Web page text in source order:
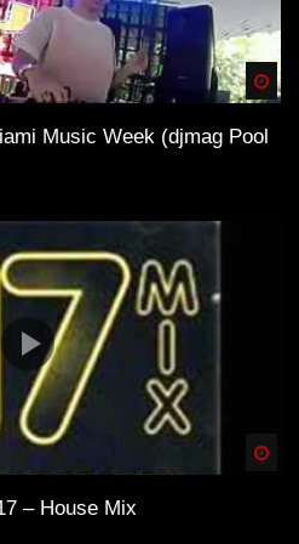
Music Week (djmag Pool
– House Mix